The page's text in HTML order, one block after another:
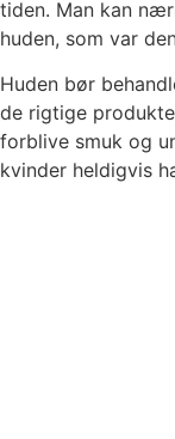
tiden. Man kan
huden, som var
Huden bør
de rigtige
forblive smuk og
kvinder heldigvis